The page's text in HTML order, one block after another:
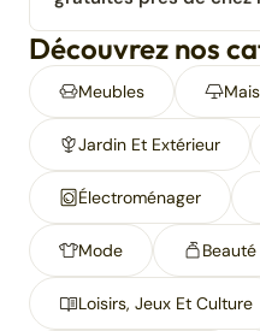
Découvrez nos
Meubles
Jardin Et Extérieur
Électroménager
Mode Beauté
Loisirs, Jeux Et Culture